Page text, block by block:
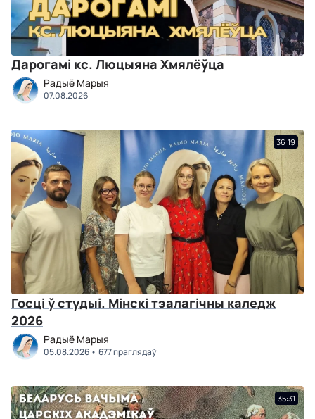
Дарогамі кс. Люцыяна Хмялёўца
Радыё Марыя
07.08.2026
36:19
Госці ў студыі. Мінскі тэалагічны каледж
2026
Радыё Марыя
05.08.2026 677 праглядаў
35:31